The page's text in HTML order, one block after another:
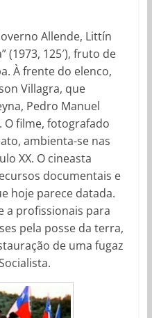
Allende, Littín
(1973, 125′), fruto de
À frente do elenco,
Villagra, que
Pedro Manuel
O filme, fotografado
ambienta-se nas
XX. O cineasta
documentais e
hoje parece datada.
a profissionais para
pela posse da terra,
de uma fugaz